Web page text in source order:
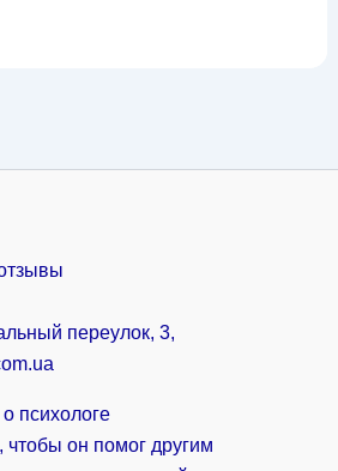
переулок, 3,
психологе
чтобы он помог другим